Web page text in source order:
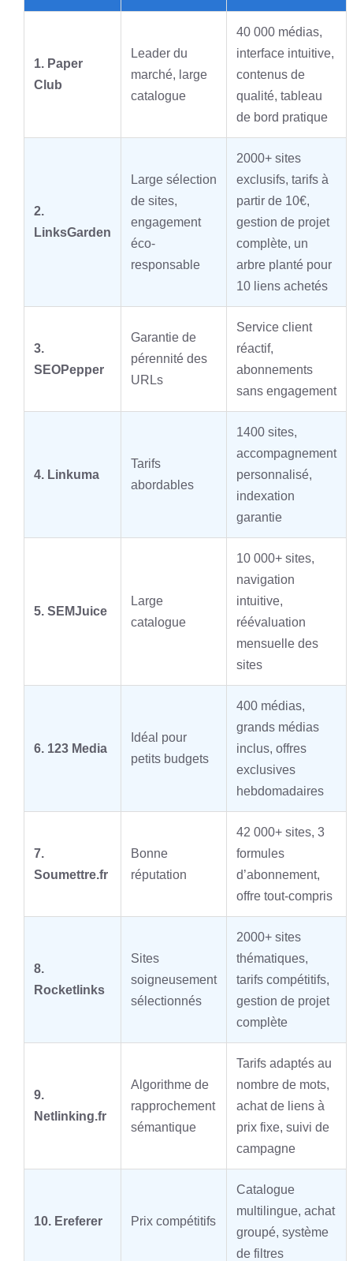
1. Paper
Club
Leader du
marché, large
catalogue
40 000 médias,
interface intuitive,
contenus de
qualité, tableau
de bord pratique
2.
LinksGarden
Large sélection
de sites,
engagement
éco-
responsable
2000+ sites
exclusifs, tarifs à
partir de 10€,
gestion de projet
complète, un
arbre planté pour
10 liens achetés
3.
SEOPepper
Garantie de
pérennité des
URLs
Service client
réactif,
abonnements
sans engagement
4. Linkuma
Tarifs
abordables
1400 sites,
accompagnement
personnalisé,
indexation
garantie
5. SEMJuice
Large
catalogue
10 000+ sites,
navigation
intuitive,
réévaluation
mensuelle des
sites
6. 123 Media
Idéal pour
petits budgets
400 médias,
grands médias
inclus, offres
exclusives
hebdomadaires
7.
Soumettre.fr
Bonne
réputation
42 000+ sites, 3
formules
d’abonnement,
offre tout-compris
8.
Rocketlinks
Sites
soigneusement
sélectionnés
2000+ sites
thématiques,
tarifs compétitifs,
gestion de projet
complète
9.
Netlinking.fr
Algorithme de
rapprochement
sémantique
Tarifs adaptés au
nombre de mots,
achat de liens à
prix fixe, suivi de
campagne
10. Ereferer Prix compétitifs
Catalogue
multilingue, achat
groupé, système
de filtres